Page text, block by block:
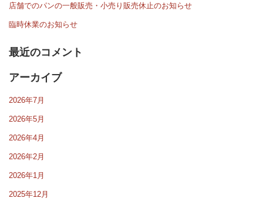
店舗でのパンの一般販売・小売り販売休止のお知らせ
臨時休業のお知らせ
最近のコメント
アーカイブ
2026年7月
2026年5月
2026年4月
2026年2月
2026年1月
2025年12月